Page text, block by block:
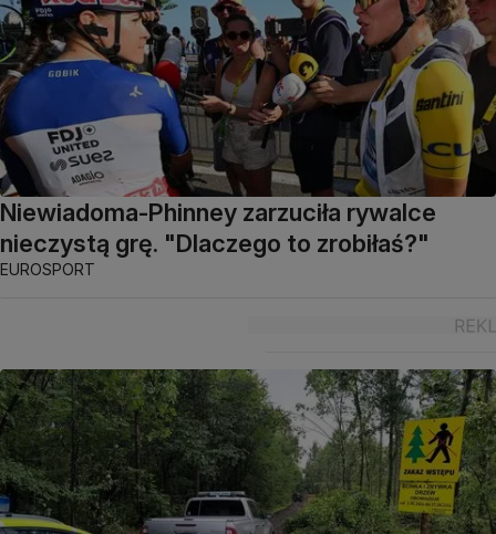
Niewiadoma-Phinney zarzuciła rywalce
nieczystą grę. "Dlaczego to zrobiłaś?"
EUROSPORT